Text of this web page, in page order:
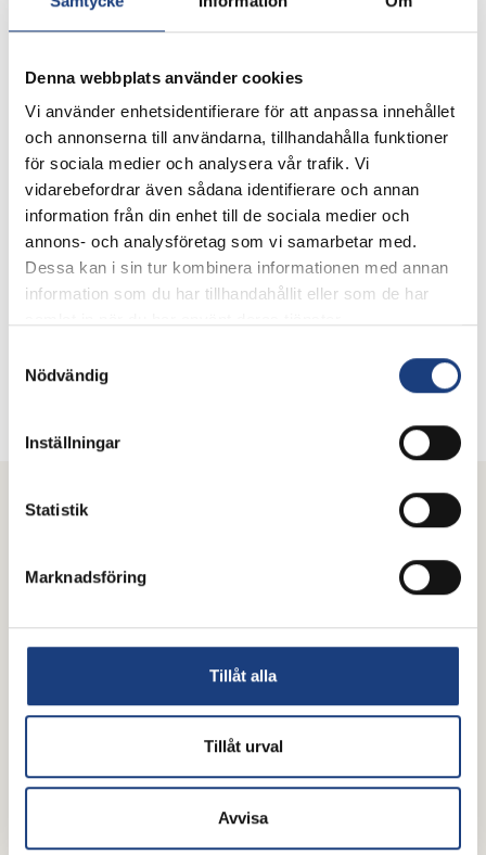
Denna webbplats använder cookies
Vi använder enhetsidentifierare för att anpassa innehållet
och annonserna till användarna, tillhandahålla funktioner
för sociala medier och analysera vår trafik. Vi
vidarebefordrar även sådana identifierare och annan
information från din enhet till de sociala medier och
annons- och analysföretag som vi samarbetar med.
Dessa kan i sin tur kombinera informationen med annan
information som du har tillhandahållit eller som de har
Nödvändig
Inställningar
Statistik
Marknadsföring
Tillåt alla
Tillåt urval
Avvisa
Skicka e-post
072-718 28 75
Mer från Hästnäringens Nationella